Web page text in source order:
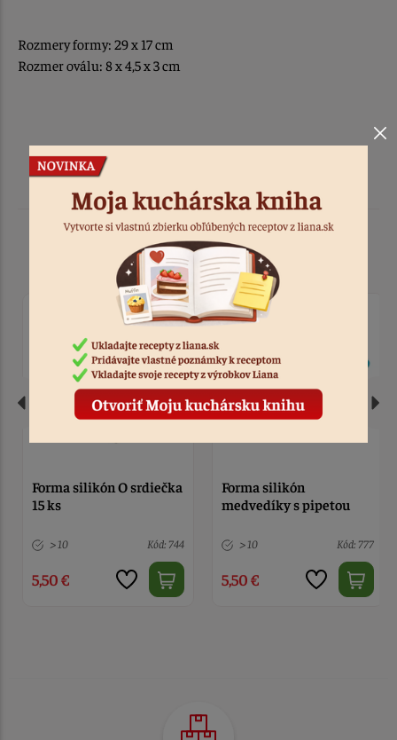
Rozmery formy: 29 x 17 cm
Rozmer oválu: 8 x 4,5 x 3 cm
Podobné produkty
Forma silikón O srdiečka
15 ks
> 10 Kód: 744
5,50 €
Forma silikón
medvedíky s pipetou
> 10 Kód: 777
5,50 €